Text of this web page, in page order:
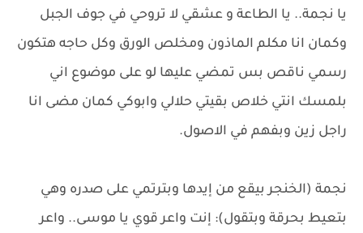
يا نجمة.. يا الطاعة و عشقي لا تروحي في جوف الجبل
وكمان انا مكلم الماذون ومخلص الورق وكل حاجه هتكون
رسمي ناقص بس تمضي عليها لو على موضوع اني
بلمسك انتي خلاص بقيتي حلالي وابوكي كمان مضى انا
راجل زين وبفهم في الاصول.
نجمة (الخنجر بيقع من إيدها وبترتمي على صدره وهي
بتعيط بحرقة وبتقول): إنت واعر قوي يا موسى.. واعر